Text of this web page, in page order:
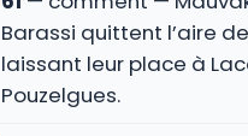
Barassi quittent l’aire
laissant leur place à
Pouzelgues.